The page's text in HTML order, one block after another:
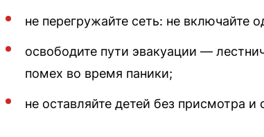
не перегружайте сеть: не включайте
освободите пути эвакуации —
помех во время паники;
не оставляйте детей без присмотра